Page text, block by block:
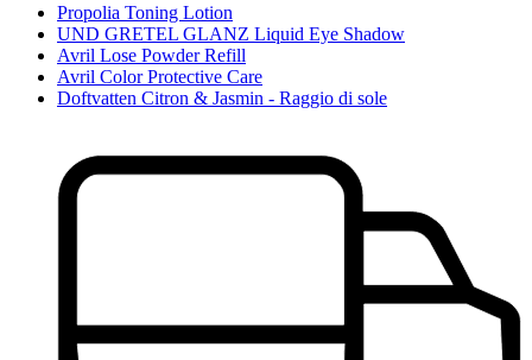
Propolia Toning Lotion
UND GRETEL GLANZ Liquid Eye Shadow
Avril Lose Powder Refill
Avril Color Protective Care
Doftvatten Citron & Jasmin - Raggio di sole